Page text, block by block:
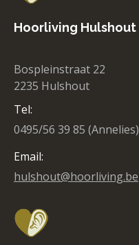
Hoorliving Hulshout
Bospleinstraat 22
2235 Hulshout
Tel:
0495/56 39 85 (Annelies)
Email:
hulshout@hoorliving.be